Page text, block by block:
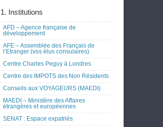
1. Institutions
AFD – Agence française de
développement
AFE – Assemblée des Français de
l’Etranger (vos élus consulaires)
Centre Charles Peguy à Londres
Centre des IMPOTS des Non Résidents
Conseils aux VOYAGEURS (MAEDI)
MAEDI – Ministère des Affaires
étrangères et européennes
SENAT : Espace expatriés